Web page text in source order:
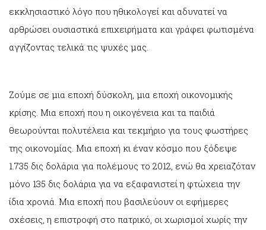
εκκλησιαστικό λόγο που ηθικολογεί και αδυνατεί να
αρθρώσει ουσιαστικά επιχειρήματα και γράφει φωτισμένα
αγγίζοντας τελικά τις ψυχές μας.
Ζούμε σε μια εποχή δύσκολη, μια εποχή οικονομικής
κρίσης. Μια εποχή που η οικογένεια και τα παιδιά
θεωρούνται πολυτέλεια και τεκμήριο για τους φωστήρες
της οικονομίας. Μια εποχή κι έναν κόσμο που ξόδεψε
1.735 δις δολάρια για πολέμους το 2012, ενώ θα χρειαζόταν
μόνο 135 δις δολάρια για να εξαφανιστεί η φτώχεια την
ίδια χρονιά. Μια εποχή που βασιλεύουν οι εφήμερες
σχέσεις, η επιστροφή στο πατρικό, οι χωρισμοί χωρίς την